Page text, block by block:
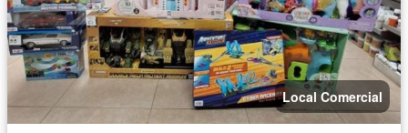
Local Comercial